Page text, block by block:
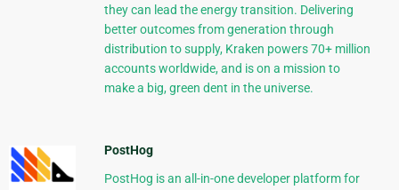
they can lead the energy transition. Delivering
better outcomes from generation through
distribution to supply, Kraken powers 70+ million
accounts worldwide, and is on a mission to
make a big, green dent in the universe.
PostHog
PostHog is an all-in-one developer platform for